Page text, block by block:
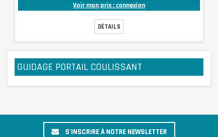
Voir mon prix : connexion
DÉTAILS
GUIDAGE PORTAIL COULISSANT
S'INSCRIRE À NOTRE NEWSLETTER